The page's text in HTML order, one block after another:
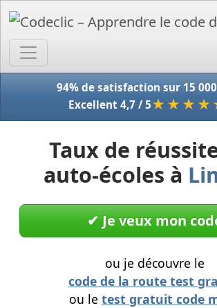
94% de satisfaction sur 15
Excellent 4,7 / 5★★★★
Taux de
auto-écoles à
✔︎ Je veux mon
ou je découvre le
code de la route test
ou le test gratuit code